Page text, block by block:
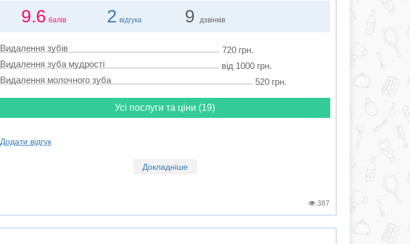
9.6 балів 2 відгука 9 дзвінків
Видалення зубів
720 грн.
Видалення зуба мудрості
від 1000 грн.
Видалення молочного зуба
520 грн.
Усі послуги та ціни (19)
Додати відгук
Докладніше
387